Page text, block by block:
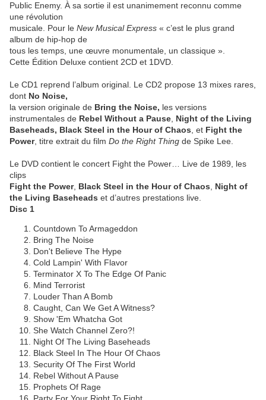
Public Enemy. À sa sortie il est unanimement reconnu comme
une révolution
musicale. Pour le New Musical Express « c’est le plus grand
album de hip-hop de
tous les temps, une œuvre monumentale, un classique ».
Cette Édition Deluxe contient 2CD et 1DVD.
Le CD1 reprend l’album original. Le CD2 propose 13 mixes rares,
dont No Noise,
la version originale de Bring the Noise, les versions
instrumentales de Rebel Without a Pause Night of the Living
Baseheads, Black Steel in the Hour of Chaos , et Fight the
Power, titre extrait du film Do the Right Thing de Spike Lee.
Le DVD contient le concert Fight the Power… Live de 1989, les
clips
Fight the Power, Black Steel in the Hour of Chaos
Night of
the Living Baseheads et d’autres prestations live.
Disc 1
Countdown To Armageddon
Bring The Noise
Don't Believe The Hype
Cold Lampin' With Flavor
Terminator X To The Edge Of Panic
Mind Terrorist
Louder Than A Bomb
Caught, Can We Get A Witness?
Show 'Em Whatcha Got
She Watch Channel Zero?!
Night Of The Living Baseheads
Black Steel In The Hour Of Chaos
Security Of The First World
Rebel Without A Pause
Prophets Of Rage